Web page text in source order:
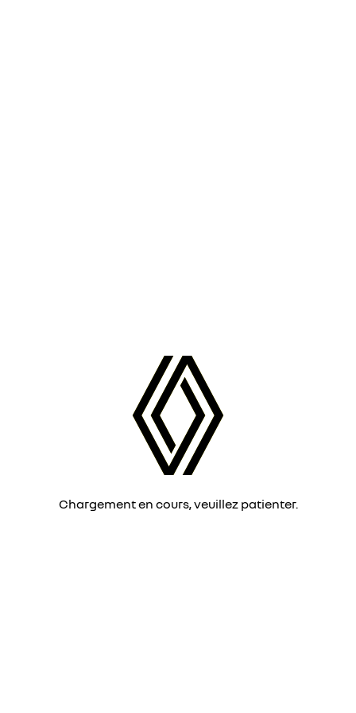
Chargement en cours, veuillez patienter.